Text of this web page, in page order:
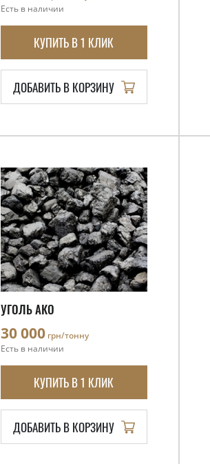
Есть в наличии
КУПИТЬ В 1 КЛИК
ДОБАВИТЬ В КОРЗИНУ
УГОЛЬ АКО
30 000 грн/тонну
Есть в наличии
КУПИТЬ В 1 КЛИК
ДОБАВИТЬ В КОРЗИНУ